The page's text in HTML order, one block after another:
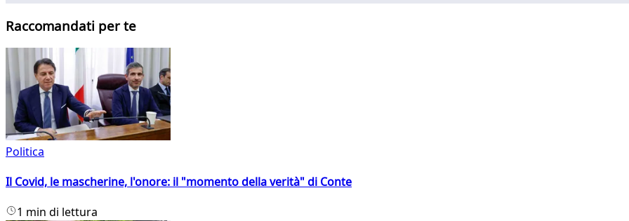
Raccomandati per te
Politica
Il Covid, le mascherine, l'onore: il "momento della verità" di Conte
1 min di lettura